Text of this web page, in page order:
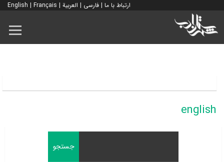
ارتباط با ما | فارسی | العربية |
English | Français
english